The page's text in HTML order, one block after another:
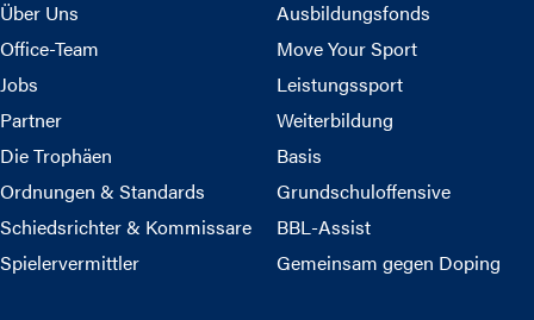
Über Uns
Office-Team
Jobs
Partner
Die Trophäen
Ordnungen & Standards
Schiedsrichter & Kommissare
Spielervermittler
Ausbildungsfonds
Move Your Sport
Leistungssport
Weiterbildung
Basis
Grundschuloffensive
BBL-Assist
Gemeinsam gegen Doping